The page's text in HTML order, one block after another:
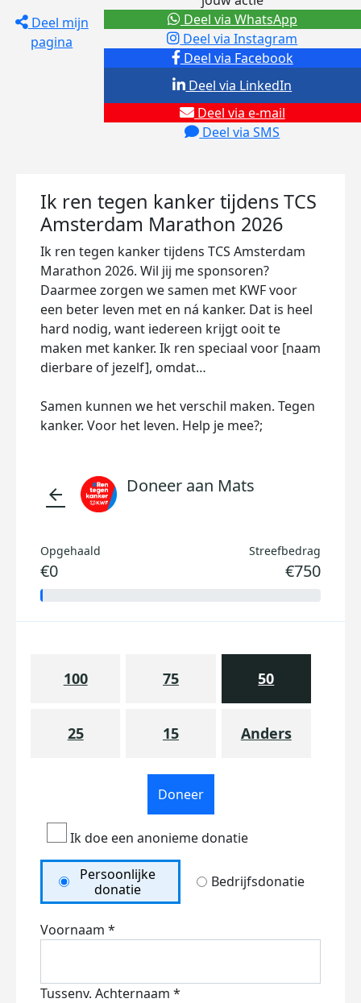
Deel mijn
pagina
Deel via Facebook
Deel via Instagram
Deel via e-mail
Deel via SMS
Deel via LinkedIn
Deel via WhatsApp
Ik ren tegen kanker tijdens TCS
Amsterdam Marathon 2026
Ik ren tegen kanker tijdens TCS Amsterdam
Marathon 2026. Wil jij me sponsoren?
Daarmee zorgen we samen met KWF voor
een beter leven met en ná kanker. Dat is heel
hard nodig, want iedereen krijgt ooit te
maken met kanker. Ik ren speciaal voor [naam
dierbare of jezelf], omdat…
Samen kunnen we het verschil maken. Tegen
kanker. Voor het leven. Help je mee?;
arrow_back Doneer aan Mats
Opgehaald
€0
Streefbedrag
€750
100 75 50
25 15 Anders
Doneer
Ik doe een anonieme donatie
Persoonlijke
donatie
Bedrijfsdonatie
Voornaam *
Tussenv. Achternaam *